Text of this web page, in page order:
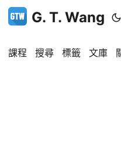
G. T. Wang
課程 搜尋 標籤 文庫